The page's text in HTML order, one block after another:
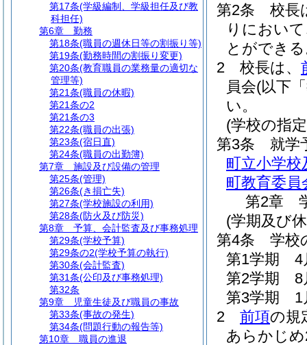
第2条
校長
りにおい
とができ
2
校長は、
員会(以下
い。
(学校の指
第3条
就学
町立小学
町教育委員
第2章
(学期及び
第4条
学校
第1学期 4
第2学期 8
第3学期 1
2
前項の規
あらかじ
第17条(学級編制、学級担任及び教
科担任)
第6章
勤務
第18条(職員の週休日等の割振り等)
第19条(勤務時間の割振り変更)
第20条(教育職員の業務量の適切な
管理等)
第21条(職員の休暇)
第21条の2
第21条の3
第22条(職員の出張)
第23条(宿日直)
第24条(職員の出勤簿)
第7章
施設及び設備の管理
第25条(管理)
第26条(き損亡失)
第27条(学校施設の利用)
第28条(防火及び防災)
第8章
予算、会計監査及び事務処理
第29条(学校予算)
第29条の2(学校予算の執行)
第30条(会計監査)
第31条(公印及び事務処理)
第32条
第9章
児童生徒及び職員の事故
第33条(事故の発生)
第34条(問題行動の報告等)
第10章
職員の進退